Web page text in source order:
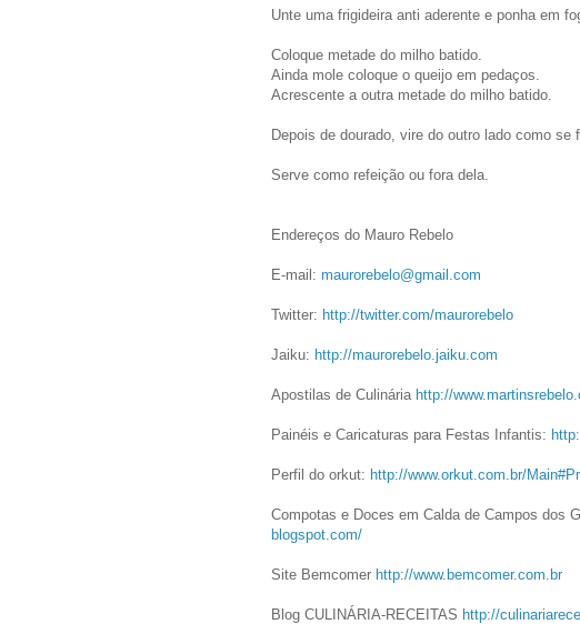
Unte uma frigideira anti aderente e ponha em
Coloque metade do milho batido.
Ainda mole coloque o queijo em pedaços.
Acrescente a outra metade do milho batido.
Depois de dourado, vire do outro lado como se
Serve como refeição ou fora dela.
Endereços do Mauro Rebelo
E-mail: maurorebelo@gmail.com
Twitter: http://twitter.com/maurorebelo
Jaiku: http://maurorebelo.jaiku.com
Apostilas de Culinária http://
Painéis e Caricaturas para Festas Infantis:
Perfil do orkut: http://www.orkut.com.br/Main#
Compotas e Doces em Calda de Campos dos
blogspot.com/
Site Bemcomer http://www.bemcomer.com.br
Blog CULINÁRIA-RECEITAS http://